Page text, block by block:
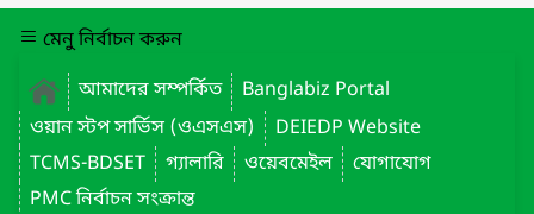
মেনু নির্বাচন করুন
আমাদের সম্পর্কিত
Banglabiz Portal
ওয়ান স্টপ সার্ভিস (ওএসএস)
DEIEDP Website
TCMS-BDSET
গ্যালারি ওয়েবমেইল
যোগাযোগ
PMC নির্বাচন সংক্রান্ত